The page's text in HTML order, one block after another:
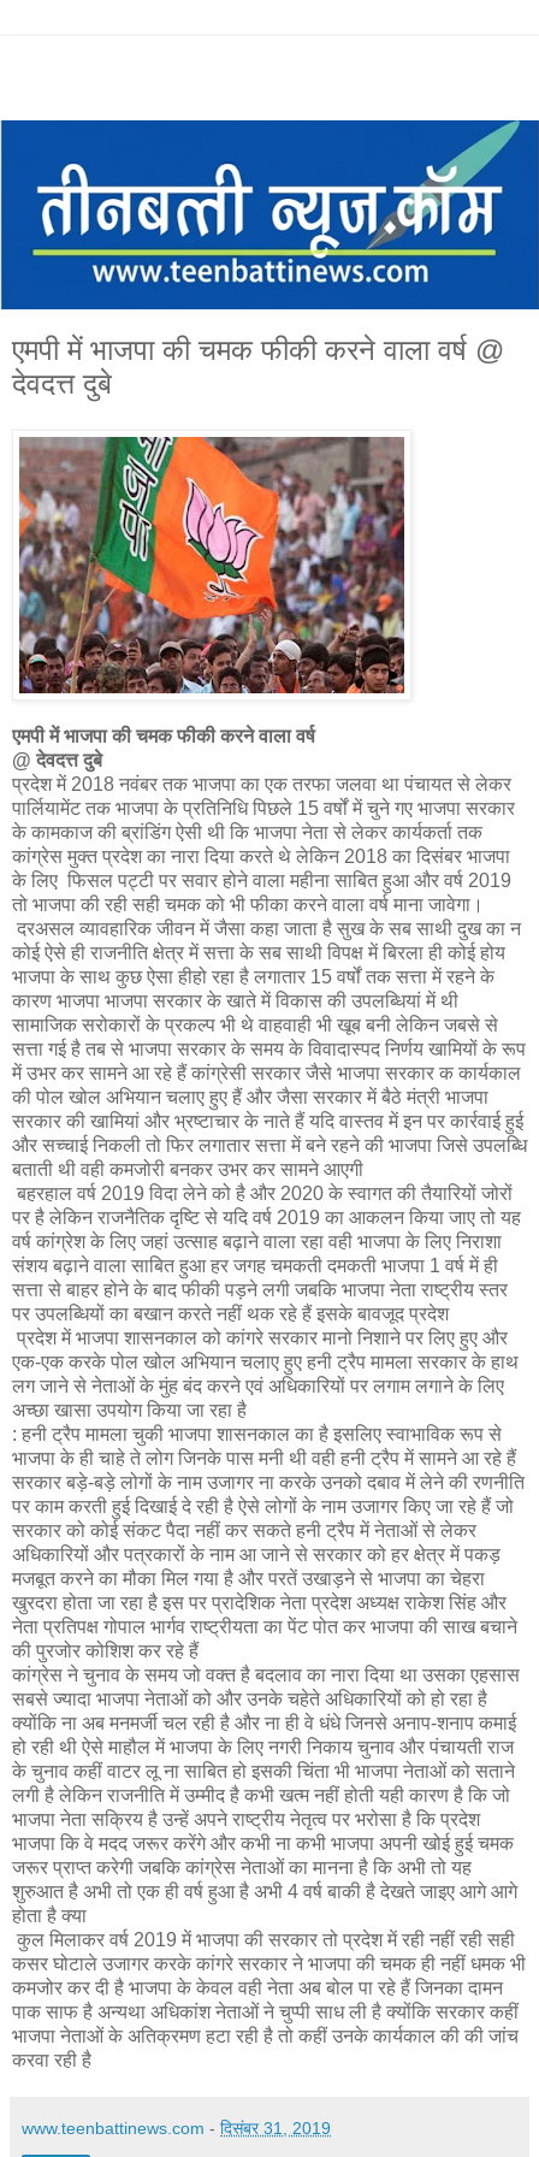
एमपी में भाजपा की चमक फीकी करने वाला वर्ष @
देवदत्त दुबे
एमपी में भाजपा की चमक फीकी करने वाला वर्ष
@ देवदत्त दुबे
प्रदेश में 2018 नवंबर तक भाजपा का एक तरफा जलवा था पंचायत से लेकर
पार्लियामेंट तक भाजपा के प्रतिनिधि पिछले 15 वर्षों में चुने गए भाजपा सरकार
के कामकाज की ब्रांडिंग ऐसी थी कि भाजपा नेता से लेकर कार्यकर्ता तक
कांग्रेस मुक्त प्रदेश का नारा दिया करते थे लेकिन 2018 का दिसंबर भाजपा
के लिए फिसल पट्टी पर सवार होने वाला महीना साबित हुआ और वर्ष 2019
तो भाजपा की रही सही चमक को भी फीका करने वाला वर्ष माना जावेगा।
दरअसल व्यावहारिक जीवन में जैसा कहा जाता है सुख के सब साथी दुख का न
कोई ऐसे ही राजनीति क्षेत्र में सत्ता के सब साथी विपक्ष में बिरला ही कोई होय
भाजपा के साथ कुछ ऐसा हीहो रहा है लगातार 15 वर्षों तक सत्ता में रहने के
कारण भाजपा भाजपा सरकार के खाते में विकास की उपलब्धियां में थी
सामाजिक सरोकारों के प्रकल्प भी थे वाहवाही भी खूब बनी लेकिन जबसे से
सत्ता गई है तब से भाजपा सरकार के समय के विवादास्पद निर्णय खामियों के रूप
में उभर कर सामने आ रहे हैं कांग्रेसी सरकार जैसे भाजपा सरकार क कार्यकाल
की पोल खोल अभियान चलाए हुए हैं और जैसा सरकार में बैठे मंत्री भाजपा
सरकार की खामियां और भ्रष्टाचार के नाते हैं यदि वास्तव में इन पर कार्रवाई हुई
और सच्चाई निकली तो फिर लगातार सत्ता में बने रहने की भाजपा जिसे उपलब्धि
बताती थी वही कमजोरी बनकर उभर कर सामने आएगी
बहरहाल वर्ष 2019 विदा लेने को है और 2020 के स्वागत की तैयारियों जोरों
पर है लेकिन राजनैतिक दृष्टि से यदि वर्ष 2019 का आकलन किया जाए तो यह
वर्ष कांग्रेश के लिए जहां उत्साह बढ़ाने वाला रहा वही भाजपा के लिए निराशा
संशय बढ़ाने वाला साबित हुआ हर जगह चमकती दमकती भाजपा 1 वर्ष में ही
सत्ता से बाहर होने के बाद फीकी पड़ने लगी जबकि भाजपा नेता राष्ट्रीय स्तर
पर उपलब्धियों का बखान करते नहीं थक रहे हैं इसके बावजूद प्रदेश
प्रदेश में भाजपा शासनकाल को कांगरे सरकार मानो निशाने पर लिए हुए और
एक-एक करके पोल खोल अभियान चलाए हुए हनी ट्रैप मामला सरकार के हाथ
लग जाने से नेताओं के मुंह बंद करने एवं अधिकारियों पर लगाम लगाने के लिए
अच्छा खासा उपयोग किया जा रहा है
: हनी ट्रैप मामला चुकी भाजपा शासनकाल का है इसलिए स्वाभाविक रूप से
भाजपा के ही चाहे ते लोग जिनके पास मनी थी वही हनी ट्रैप में सामने आ रहे हैं
सरकार बड़े-बड़े लोगों के नाम उजागर ना करके उनको दबाव में लेने की रणनीति
पर काम करती हुई दिखाई दे रही है ऐसे लोगों के नाम उजागर किए जा रहे हैं जो
सरकार को कोई संकट पैदा नहीं कर सकते हनी ट्रैप में नेताओं से लेकर
अधिकारियों और पत्रकारों के नाम आ जाने से सरकार को हर क्षेत्र में पकड़
मजबूत करने का मौका मिल गया है और परतें उखाड़ने से भाजपा का चेहरा
खुरदरा होता जा रहा है इस पर प्रादेशिक नेता प्रदेश अध्यक्ष राकेश सिंह और
नेता प्रतिपक्ष गोपाल भार्गव राष्ट्रीयता का पेंट पोत कर भाजपा की साख बचाने
की पुरजोर कोशिश कर रहे हैं
कांग्रेस ने चुनाव के समय जो वक्त है बदलाव का नारा दिया था उसका एहसास
सबसे ज्यादा भाजपा नेताओं को और उनके चहेते अधिकारियों को हो रहा है
क्योंकि ना अब मनमर्जी चल रही है और ना ही वे धंधे जिनसे अनाप-शनाप कमाई
हो रही थी ऐसे माहौल में भाजपा के लिए नगरी निकाय चुनाव और पंचायती राज
के चुनाव कहीं वाटर लू ना साबित हो इसकी चिंता भी भाजपा नेताओं को सताने
लगी है लेकिन राजनीति में उम्मीद है कभी खत्म नहीं होती यही कारण है कि जो
भाजपा नेता सक्रिय है उन्हें अपने राष्ट्रीय नेतृत्व पर भरोसा है कि प्रदेश
भाजपा कि वे मदद जरूर करेंगे और कभी ना कभी भाजपा अपनी खोई हुई चमक
जरूर प्राप्त करेगी जबकि कांग्रेस नेताओं का मानना है कि अभी तो यह
शुरुआत है अभी तो एक ही वर्ष हुआ है अभी 4 वर्ष बाकी है देखते जाइए आगे आगे
होता है क्या
कुल मिलाकर वर्ष 2019 में भाजपा की सरकार तो प्रदेश में रही नहीं रही सही
कसर घोटाले उजागर करके कांगरे सरकार ने भाजपा की चमक ही नहीं धमक भी
कमजोर कर दी है भाजपा के केवल वही नेता अब बोल पा रहे हैं जिनका दामन
पाक साफ है अन्यथा अधिकांश नेताओं ने चुप्पी साध ली है क्योंकि सरकार कहीं
भाजपा नेताओं के अतिक्रमण हटा रही है तो कहीं उनके कार्यकाल की की जांच
करवा रही है
www.teenbattinews.com - दिसंबर 31, 2019